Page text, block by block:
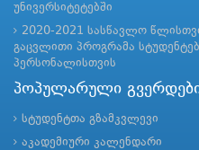
უნივერსიტეტებში
2020-2021 სასწავლო
გაცვლითი პროგრამა
პერსონალისთვის
პოპულარული
სტუდენტთა გზამკვლევი
აკადემიური კალენდარი